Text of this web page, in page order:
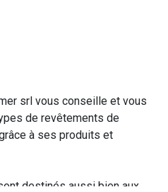
srl vous conseille et vous
de revêtements de
à ses produits et
destinés aussi bien aux